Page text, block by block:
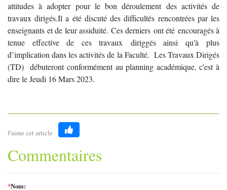
attitudes à adopter pour le bon déroulement des activités de
travaux dirigés.Il a été discuté des difficultés rencontrées par les
enseignants et de leur assiduité. Ces derniers ont été encouragés à
tenue effective de ces travaux diriggés ainsi qu'à plus
d’implication dans les activités de la Faculté. Les Travaux Dirigés
(TD) débuteront conformément au planning académique, c'est à
dire le Jeudi 16 Mars 2023.
J'aime cet article
Like
Commentaires
*Nom: